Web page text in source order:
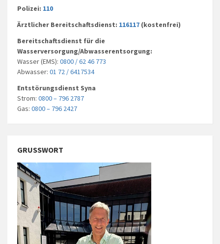
Polizei: 110
Ärztlicher Bereitschaftsdienst: 116117 (kostenfrei)
Bereitschaftsdienst für die
Wasserversorgung/Abwasserentsorgung:
Wasser (EMS): 0800 / 62 46 773
Abwasser: 01 72 / 6417534
Entstörungsdienst Syna
Strom: 0800 – 796 2787
Gas: 0800 – 796 2427
GRUSSWORT